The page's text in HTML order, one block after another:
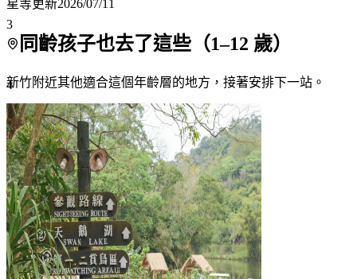
3
4
5
6
7+
星等更新2026/07/11
同齡孩子也去了這些（1–12 歲）
新竹附近其他適合這個年齡層的地方，接著安排下一站。